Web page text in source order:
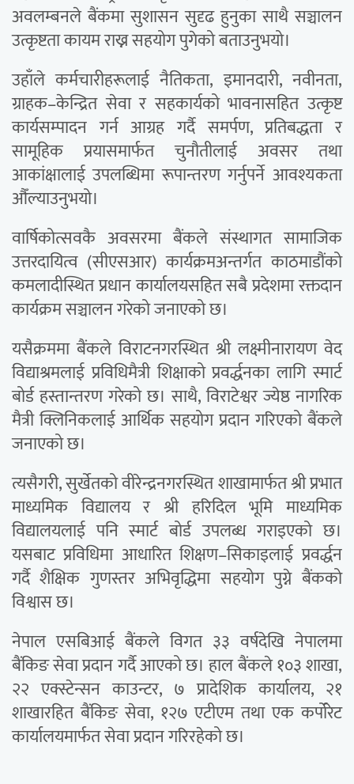
अवलम्बनले बैंकमा सुशासन सुदृढ हुनुका साथै सञ्चालन
उत्कृष्टता कायम राख्न सहयोग पुगेको बताउनुभयो।
उहाँले कर्मचारीहरूलाई नैतिकता, इमानदारी, नवीनता,
ग्राहक–केन्द्रित सेवा र सहकार्यको भावनासहित उत्कृष्ट
कार्यसम्पादन गर्न आग्रह गर्दै समर्पण, प्रतिबद्धता र
सामूहिक प्रयासमार्फत चुनौतीलाई अवसर तथा
आकांक्षालाई उपलब्धिमा रूपान्तरण गर्नुपर्ने आवश्यकता
औँल्याउनुभयो।
वार्षिकोत्सवकै अवसरमा बैंकले संस्थागत सामाजिक
उत्तरदायित्व (सीएसआर) कार्यक्रमअन्तर्गत काठमाडौंको
कमलादीस्थित प्रधान कार्यालयसहित सबै प्रदेशमा रक्तदान
कार्यक्रम सञ्चालन गरेको जनाएको छ।
यसैक्रममा बैंकले विराटनगरस्थित श्री लक्ष्मीनारायण वेद
विद्याश्रमलाई प्रविधिमैत्री शिक्षाको प्रवर्द्धनका लागि स्मार्ट
बोर्ड हस्तान्तरण गरेको छ। साथै, विराटेश्वर ज्येष्ठ नागरिक
मैत्री क्लिनिकलाई आर्थिक सहयोग प्रदान गरिएको बैंकले
जनाएको छ।
त्यसैगरी, सुर्खेतको वीरेन्द्रनगरस्थित शाखामार्फत श्री प्रभात
माध्यमिक विद्यालय र श्री हरिदिल भूमि माध्यमिक
विद्यालयलाई पनि स्मार्ट बोर्ड उपलब्ध गराइएको छ।
यसबाट प्रविधिमा आधारित शिक्षण–सिकाइलाई प्रवर्द्धन
गर्दै शैक्षिक गुणस्तर अभिवृद्धिमा सहयोग पुग्ने बैंकको
विश्वास छ।
नेपाल एसबिआई बैंकले विगत ३३ वर्षदेखि नेपालमा
बैंकिङ सेवा प्रदान गर्दै आएको छ। हाल बैंकले १०३ शाखा,
२२ एक्स्टेन्सन काउन्टर, ७ प्रादेशिक कार्यालय, २१
शाखारहित बैंकिङ सेवा, १२७ एटीएम तथा एक कर्पोरेट
कार्यालयमार्फत सेवा प्रदान गरिरहेको छ।